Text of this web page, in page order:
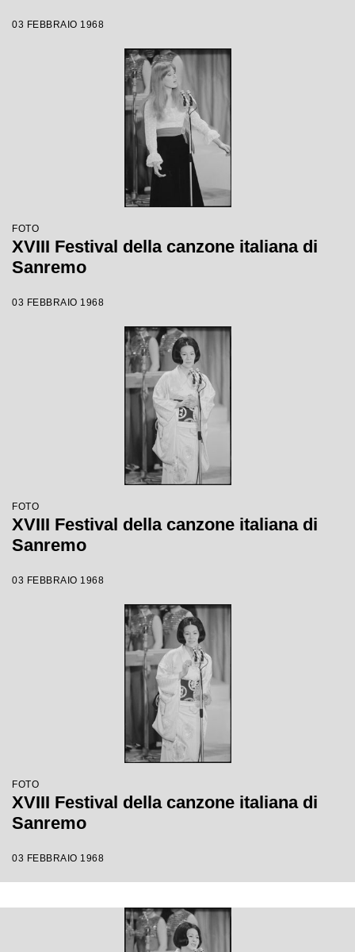
03 FEBBRAIO 1968
FOTO
XVIII Festival della canzone italiana di
Sanremo
03 FEBBRAIO 1968
FOTO
XVIII Festival della canzone italiana di
Sanremo
03 FEBBRAIO 1968
FOTO
XVIII Festival della canzone italiana di
Sanremo
03 FEBBRAIO 1968